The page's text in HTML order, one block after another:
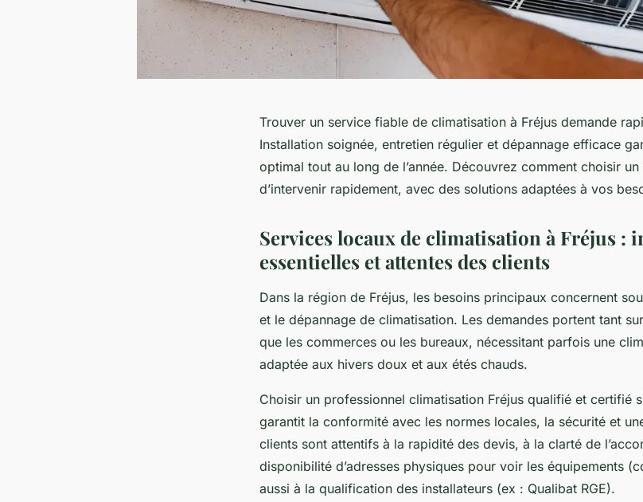
Trouver un service fiable de climatisation à Fréjus demande
Installation soignée, entretien régulier et dépannage efficace
optimal tout au long de l’année. Découvrez comment choisir
d’intervenir rapidement, avec des solutions adaptées à vos
Services locaux de climatisation à Fréjus :
essentielles et attentes des clients
Dans la région de Fréjus, les besoins principaux concernent
et le dépannage de climatisation. Les demandes portent tant
que les commerces ou les bureaux, nécessitant parfois une
adaptée aux hivers doux et aux étés chauds.
Choisir un professionnel climatisation Fréjus qualifié et certifié
garantit la conformité avec les normes locales, la sécurité et
clients sont attentifs à la rapidité des devis, à la clarté de
disponibilité d’adresses physiques pour voir les équipements
aussi à la qualification des installateurs (ex : Qualibat RGE).